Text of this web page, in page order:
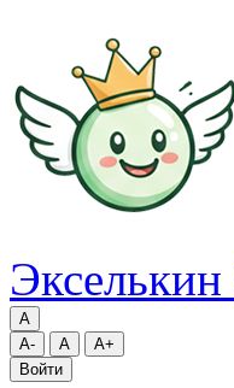
Экселькин
A
A-
A
A+
Войти